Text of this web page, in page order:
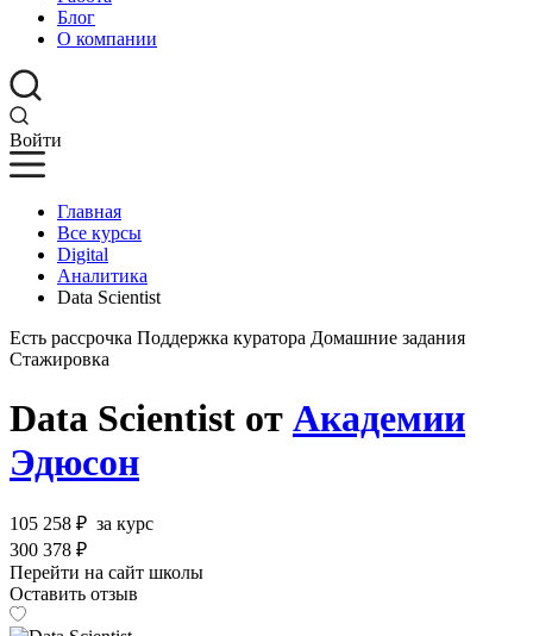
Блог
О компании
Войти
Главная
Все курсы
Digital
Аналитика
Data Scientist
Есть рассрочка Поддержка куратора Домашние задания
Стажировка
Data Scientist от Академии
Эдюсон
105 258 ₽ за курс
300 378 ₽
Перейти на сайт школы
Оставить отзыв